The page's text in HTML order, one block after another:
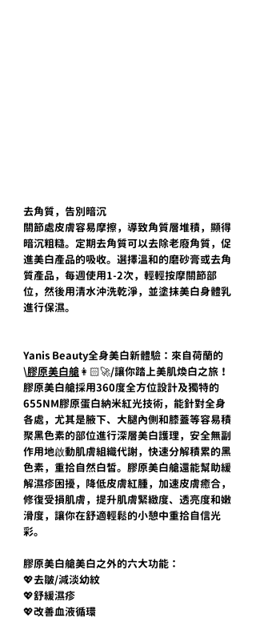
去角質，告別暗沉
關節處皮膚容易摩擦，導致角質層堆積，顯得
暗沉粗糙。定期去角質可以去除老廢角質，促
進美白產品的吸收。選擇溫和的磨砂膏或去角
質產品，每週使用1-2次，輕輕按摩關節部
位，然後用清水沖洗乾淨，並塗抹美白身體乳
進行保濕。
Yanis Beauty全身美白新體驗：來自荷蘭的
\膠原美白艙👩🏻‍🚀/讓你踏上美肌煥白之旅！
膠原美白艙採用360度全方位設計及獨特的
655NM膠原蛋白納米紅光技術，能針對全身
各處，尤其是腋下、大腿內側和膝蓋等容易積
聚黑色素的部位進行深層美白護理，安全無副
作用地啟動肌膚組織代謝，快速分解積累的黑
色素，重拾自然白皙。膠原美白艙還能幫助緩
解濕疹困擾，降低皮膚紅腫，加速皮膚癒合，
修復受損肌膚，提升肌膚緊緻度、透亮度和嫩
滑度，讓你在舒適輕鬆的小憩中重拾自信光
彩。
膠原美白艙美白之外的六大功能：
💖去皺/減淡幼紋
💖舒緩濕疹
💖改善血液循環